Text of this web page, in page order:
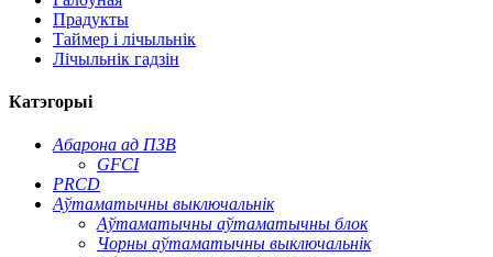
Прадукты
Таймер і лічыльнік
Лічыльнік гадзін
Катэгорыі
Абарона ад ПЗВ
GFCI
PRCD
Аўтаматычны выключальнік
Аўтаматычны аўтаматычны блок
Чорны аўтаматычны выключальнік